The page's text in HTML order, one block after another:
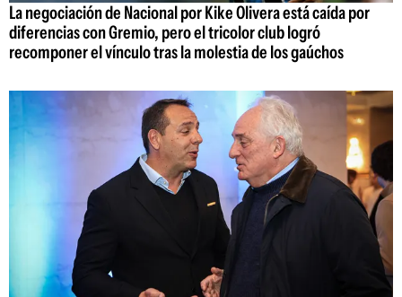
La negociación de Nacional por Kike Olivera está caída por
diferencias con Gremio, pero el tricolor club logró
recomponer el vínculo tras la molestia de los gaúchos